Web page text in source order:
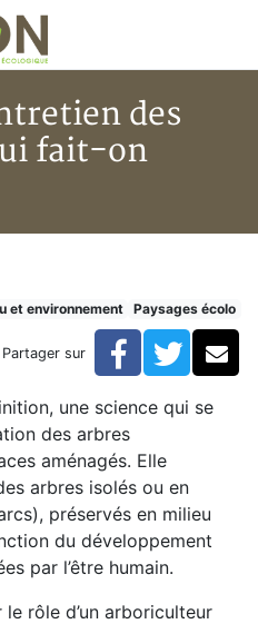
des
fait-on
arbres : avec qui fait-on
des
et environnement
Paysages écolo
Partager sur Facebook
une science qui se
des arbres
aménagés. Elle
arbres isolés ou en
préservés en milieu
du développement
par l’être humain.
rôle d’un arboriculteur